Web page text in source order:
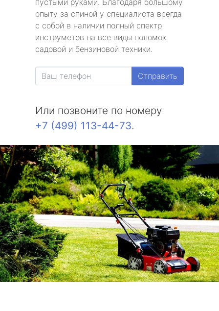
пустыми руками. Благодаря большому
опыту за спиной у специалиста всегда
с собой в наличии полный спектр
инструметов на все виды поломок
садовой и бензиновой техники.
Отправить
Или позвоните по номеру
+7 (499) 113-44-73.